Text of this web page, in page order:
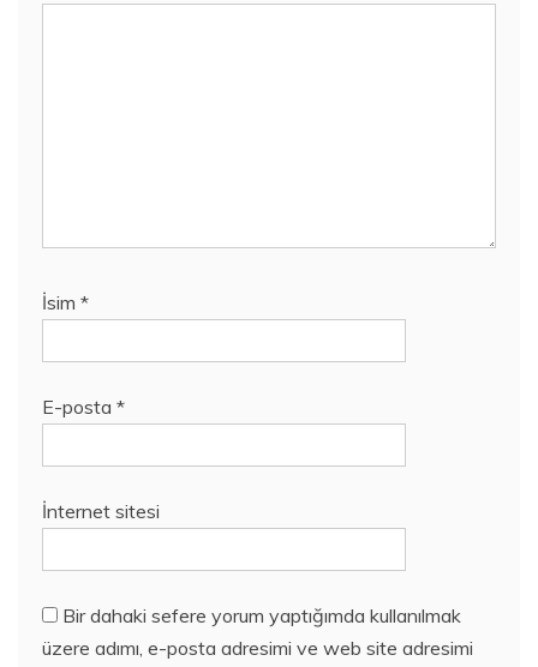
İsim *
E-posta *
İnternet sitesi
Bir dahaki sefere yorum yaptığımda kullanılmak
üzere adımı, e-posta adresimi ve web site adresimi